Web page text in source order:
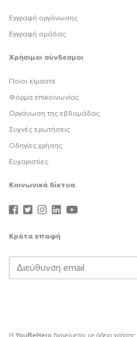
Εγγραφή οργάνωσης
Εγγραφή ομάδας
Χρήσιμοι σύνδεσμοι
Ποιοι είμαστε
Φόρμα επικοινωνίας
Οργάνωση της εβδομάδας
Συχνές ερωτήσεις
Οδηγίες χρήσης
Ευχαριστίες
Κοινωνικά δίκτυα
Κράτα επαφή